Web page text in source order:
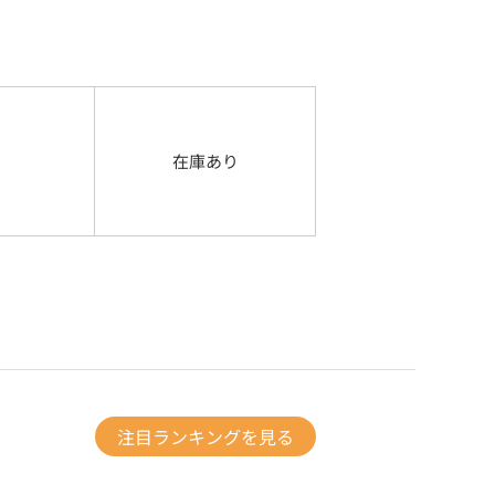
在庫あり
注目ランキングを見る